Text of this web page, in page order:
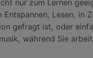
nur zum Lernen
Entspannen, Lesen, in
gefragt ist, oder
während Sie